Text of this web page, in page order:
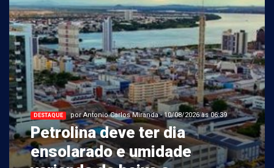
DESTAQUE por Antonio Carlos Miranda - 10/08/2026 às 06:39
Petrolina deve ter dia
ensolarado e umidade